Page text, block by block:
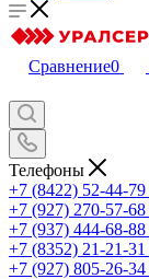
Сравнение0
Телефоны
+7 (8422) 52-44-79
+7 (927) 270-57-68
+7 (937) 444-68-88
+7 (8352) 21-21-31
+7 (927) 805-26-34